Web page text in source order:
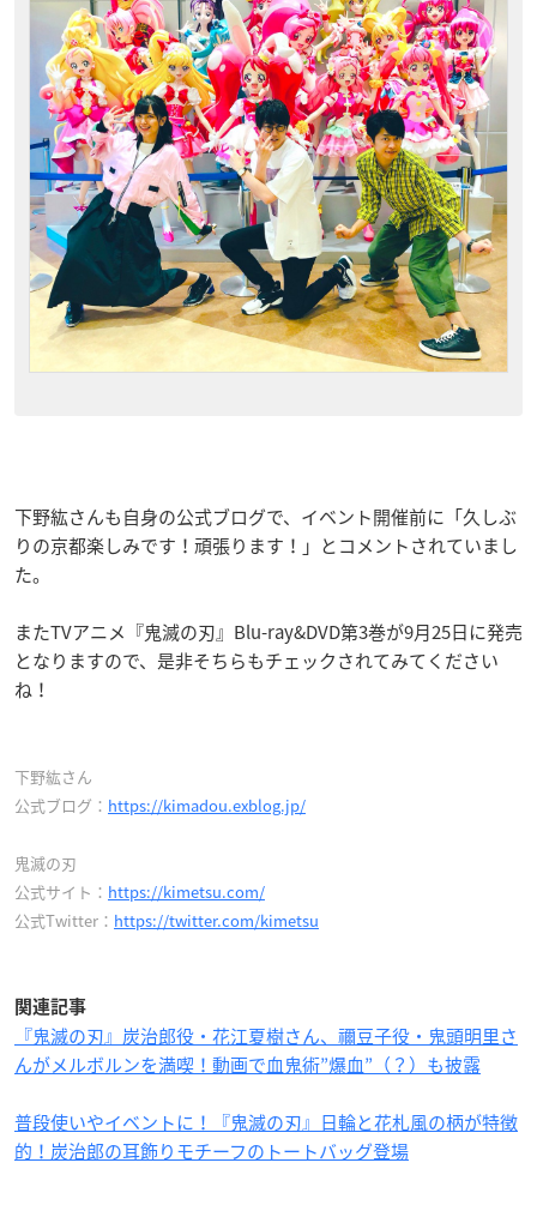
下野紘さんも自身の公式ブログで、イベント開催前に「久しぶ
りの京都楽しみです！頑張ります！」とコメントされていまし
た。
またTVアニメ『鬼滅の刃』Blu-ray&DVD第3巻が9月25日に発売
となりますので、是非そちらもチェックされてみてください
ね！
下野紘さん
公式ブログ： https://kimadou.exblog.jp/
鬼滅の刃
公式サイト： https://kimetsu.com/
公式Twitter： https://twitter.com/kimetsu
関連記事
『鬼滅の刃』炭治郎役・花江夏樹さん、禰豆子役・鬼頭明里さ
んがメルボルンを満喫！動画で血鬼術”爆血”（？）も披露
普段使いやイベントに！『鬼滅の刃』日輪と花札風の柄が特徴
的！炭治郎の耳飾りモチーフのトートバッグ登場